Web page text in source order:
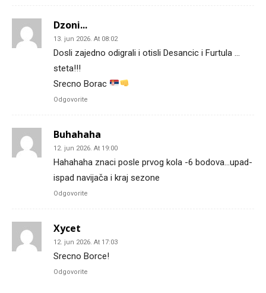
Dzoni...
13. jun 2026. At 08:02
Dosli zajedno odigrali i otisli Desancic i Furtula …
steta!!!
Srecno Borac
Odgovorite
Buhahaha
12. jun 2026. At 19:00
Hahahaha znaci posle prvog kola -6 bodova…upad-
ispad navijača i kraj sezone
Odgovorite
Xycet
12. jun 2026. At 17:03
Srecno Borce!
Odgovorite